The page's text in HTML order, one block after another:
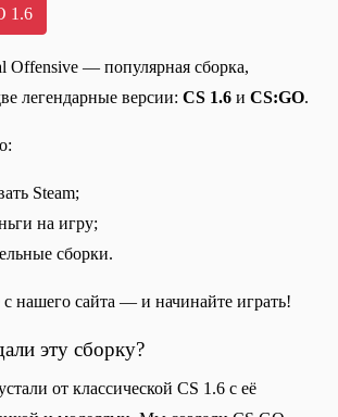
1.6
Offensive — популярная сборка,
легендарные версии: CS 1.6 и CS:GO.
Steam;
на игру;
сборки.
с нашего сайта — и начинайте играть!
эту сборку?
от классической CS 1.6 с её